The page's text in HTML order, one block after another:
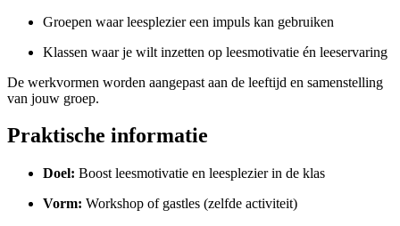
Groepen waar leesplezier een impuls kan gebruiken
Klassen waar je wilt inzetten op leesmotivatie én leeservaring
De werkvormen worden aangepast aan de leeftijd en samenstelling
van jouw groep.
Praktische informatie
Doel: Boost leesmotivatie en leesplezier in de klas
Vorm: Workshop of gastles (zelfde activiteit)